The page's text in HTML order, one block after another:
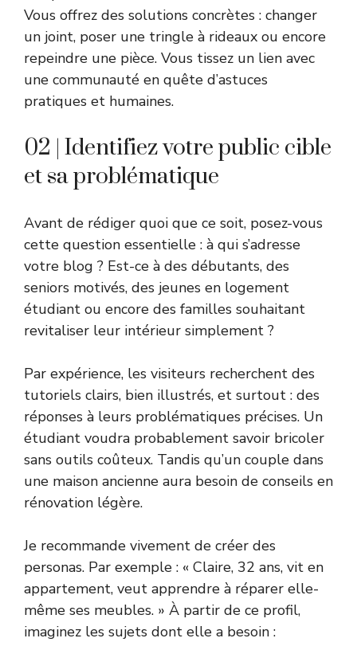
Vous offrez des solutions concrètes : changer
un joint, poser une tringle à rideaux ou encore
repeindre une pièce. Vous tissez un lien avec
une communauté en quête d’astuces
pratiques et humaines.
02 | Identifiez votre public cible
et sa problématique
Avant de rédiger quoi que ce soit, posez-vous
cette question essentielle : à qui s’adresse
votre blog ? Est-ce à des débutants, des
seniors motivés, des jeunes en logement
étudiant ou encore des familles souhaitant
revitaliser leur intérieur simplement ?
Par expérience, les visiteurs recherchent des
tutoriels clairs, bien illustrés, et surtout : des
réponses à leurs problématiques précises. Un
étudiant voudra probablement savoir bricoler
sans outils coûteux. Tandis qu’un couple dans
une maison ancienne aura besoin de conseils en
rénovation légère.
Je recommande vivement de créer des
personas. Par exemple : « Claire, 32 ans, vit en
appartement, veut apprendre à réparer elle-
même ses meubles. » À partir de ce profil,
imaginez les sujets dont elle a besoin :